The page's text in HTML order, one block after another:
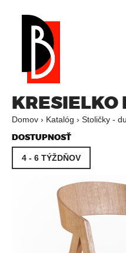
KRESIELKO
N
A
Domov › Katalóg › Stoličky -
DOSTUPNOSŤ
4 - 6 TÝŽDŇOV